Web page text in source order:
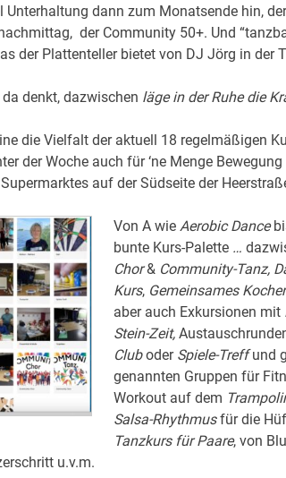
Unterhaltung dann zum Monatsende hin,
der Community 50+. Und
der Plattenteller bietet von DJ Jörg in der
denkt, dazwischen läge in der Ruhe die
die Vielfalt der aktuell 18 regelmäßigen
der Woche auch für ‘ne Menge
auf der Südseite der
Von A wie Aerobic Dance
bunte Kurs-Palette…
Chor& Community-Tanz,
Kurs, Gemeinsames
aber auch Exkursionen mit
Stein-Zeit,
Cluboder Spiele-Treffund
genannten Gruppen für
Workout auf dem
Salsa-Rhythmusfür die
Tanzkurs für Paare, von
u.v.m.